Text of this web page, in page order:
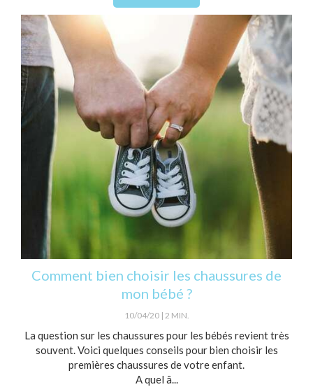
Comment bien choisir les chaussures de
mon bébé ?
10/04/20 2 MIN.
La question sur les chaussures pour les bébés revient très
souvent. Voici quelques conseils pour bien choisir les
premières chaussures de votre enfant.
A quel â...